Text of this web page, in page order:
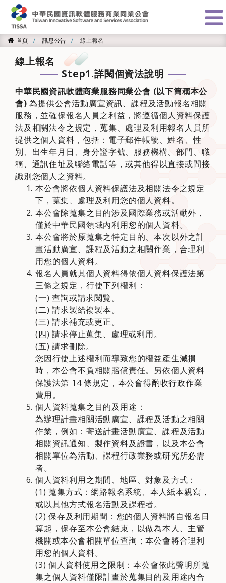
首頁
首頁 訊息公告 線上報名
線上報名
Step1.詳閱個資法說明
中華民國資訊軟體商業服務同業公會 (以下簡稱本公
會)為提供公會活動廣宣資訊、課程及活動報名相關
服務，並確保報名人員之利益，將遵循個人資料保護
法及相關法令之規定，蒐集、處理及利用報名人員所
提供之個人資料，包括：電子郵件帳號、姓名、性
別、出生年月日、身分證字號、服務機構、部門、職
稱、通訊住址及聯絡電話等，或其他得以直接或間接
識別您個人之資料。
本公會將依個人資料保護法及相關法令之規定
下，蒐集、處理及利用您的個人資料。
本公會除蒐集之目的涉及國際業務或活動外，
僅於中華民國領域內利用您的個人資料。
本公會將於原蒐集之特定目的、本次以外之計
畫活動廣宣、課程及活動之相關作業，合理利
用您的個人資料。
報名人員就其個人資料得依個人資料保護法第
三條之規定，行使下列權利：
(一) 查詢或請求閱覽。
(二) 請求製給複製本。
(三) 請求補充或更正。
(四) 請求停止蒐集、處理或利用。
(五) 請求刪除。
您因行使上述權利而導致您的權益產生減損
時，本公會不負相關賠償責任。另依個人資料
保護法第 14 條規定，本公會得酌收行政作業
費用。
個人資料蒐集之目的及用途：
為辦理計畫相關活動廣宣、課程及活動之相關
作業，例如：寄送計畫活動廣宣、課程及活動
相關資訊通知、製作資料及證書，以及本公會
相關單位為活動、課程行政業務或研究所必需
者。
個人資料利用之期間、地區、對象及方式：
(1) 蒐集方式：網路報名系統、本人紙本親寫，
或以其他方式報名活動及課程者。
(2) 保存及利用期間：您的個人資料將自報名日
算起，保存至本公會結束，以做為本人、主管
機關或本公會相關單位查詢；本公會將合理利
用您的個人資料。
(3) 個人資料使用之限制：本公會依此聲明所蒐
集之個人資料僅限計畫於蒐集目的及用途內合